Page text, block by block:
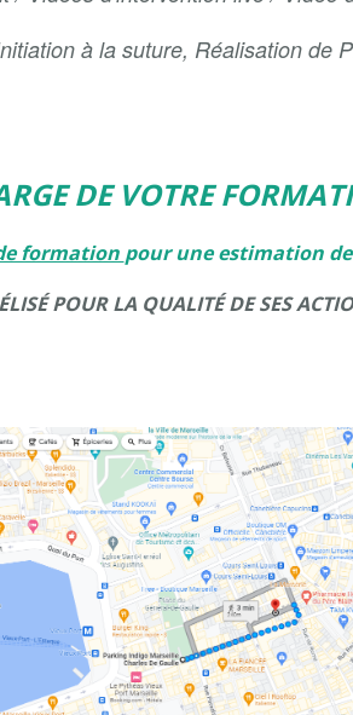
à la suture, Réalisation de
DE VOTRE
formation pour une estimation
POUR LA QUALITÉ DE SES